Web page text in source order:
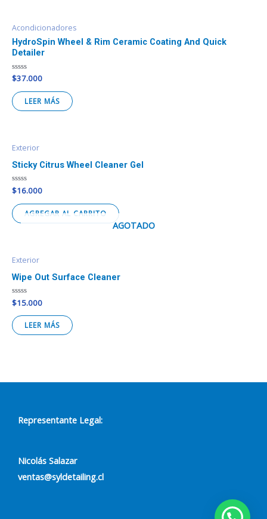
Acondicionadores
HydroSpin Wheel & Rim Ceramic Coating And Quick
Detailer
Valorado
en
0
de
5
$37.000
LEER MÁS
Exterior
Sticky Citrus Wheel Cleaner Gel
Valorado
en
0
de
5
$16.000
AGREGAR AL CARRITO
AGOTADO
Exterior
Wipe Out Surface Cleaner
Valorado
en
0
de
5
$15.000
LEER MÁS
Representante Legal:
Nicolás Salazar
ventas@syldetailing.cl